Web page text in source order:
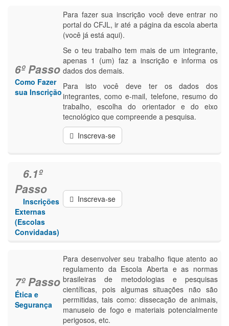
6º Passo
Como Fazer
sua Inscrição
Para fazer sua inscrição você deve entrar no
portal do CFJL, ir até a página da escola aberta
(você já está aqui).
Se o teu trabalho tem mais de um integrante,
apenas 1 (um) faz a inscrição e informa os
dados dos demais.
Para isto você deve ter os dados dos
integrantes, como e-mail, telefone, resumo do
trabalho, escolha do orientador e do eixo
tecnológico que compreende a pesquisa.
Inscreva-se
6.1º
Passo
Inscrições
Externas
(Escolas
Convidadas)
Inscreva-se
7º Passo
Ética e
Segurança
Para desenvolver seu trabalho fique atento ao
regulamento da Escola Aberta e as normas
brasileiras de metodologias e pesquisas
científicas, pois algumas situações não são
permitidas, tais como: dissecação de animais,
manuseio de fogo e materiais potencialmente
perigosos, etc.